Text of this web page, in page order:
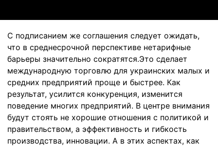
С подписанием же соглашения следует ожидать,
что в среднесрочной перспективе нетарифные
барьеры значительно сократятся.Это сделает
международную торговлю для украинских малых и
средних предприятий проще и быстрее. Как
результат, усилится конкуренция, изменится
поведение многих предприятий. В центре внимания
будут стоять не хорошие отношения с политикой и
правительством, а эффективность и гибкость
производства, инновации. А в этих аспектах, как